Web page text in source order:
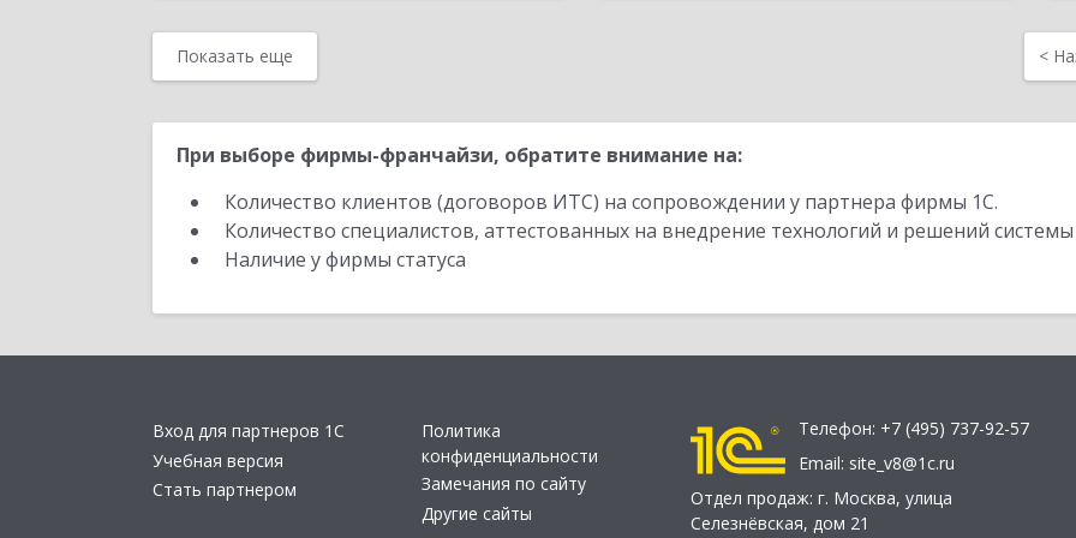
Показать еще <
При выборе фирмы-франчайзи, обратите внимание на:
Количество клиентов (договоров ИТС) на сопровождении у партнера фирмы 1С.
Количество специалистов, аттестованных на внедрение технологий и решений
Наличие у фирмы статуса
Вход для партнеров 1С
Учебная версия
Стать партнером
Политика
конфиденциальности
Замечания по сайту
Другие сайты
Телефон: +7 (495) 737-92-57
Email: site_v8@1c.ru
Отдел продаж: г. Москва, улица
Селезнёвская, дом 21